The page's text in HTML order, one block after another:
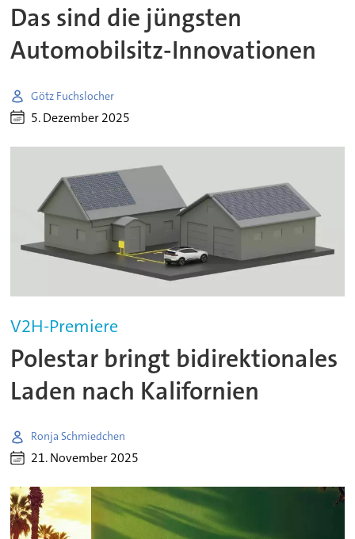
Das sind die jüngsten
Automobilsitz-Innovationen
Götz Fuchslocher
5. Dezember 2025
V2H-Premiere
Polestar bringt bidirektionales
Laden nach Kalifornien
Ronja Schmiedchen
21. November 2025